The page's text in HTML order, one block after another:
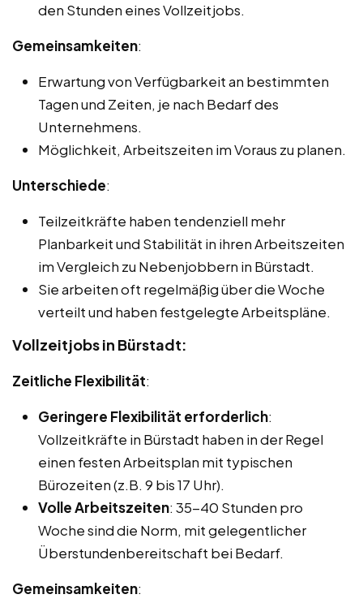
den Stunden eines Vollzeitjobs.
Gemeinsamkeiten:
Erwartung von Verfügbarkeit an bestimmten
Tagen und Zeiten, je nach Bedarf des
Unternehmens.
Möglichkeit, Arbeitszeiten im Voraus zu planen.
Unterschiede:
Teilzeitkräfte haben tendenziell mehr
Planbarkeit und Stabilität in ihren Arbeitszeiten
im Vergleich zu Nebenjobbern in Bürstadt.
Sie arbeiten oft regelmäßig über die Woche
verteilt und haben festgelegte Arbeitspläne.
Vollzeitjobs in Bürstadt:
Zeitliche Flexibilität:
Geringere Flexibilität erforderlich:
Vollzeitkräfte in Bürstadt haben in der Regel
einen festen Arbeitsplan mit typischen
Bürozeiten (z.B. 9 bis 17 Uhr).
Volle Arbeitszeiten: 35-40 Stunden pro
Woche sind die Norm, mit gelegentlicher
Überstundenbereitschaft bei Bedarf.
Gemeinsamkeiten: